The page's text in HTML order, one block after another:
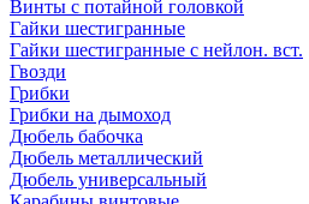
Винты с потайной головкой
Гайки шестигранные
Гайки шестигранные с нейлон. вст.
Гвозди
Грибки
Грибки на дымоход
Дюбель бабочка
Дюбель металлический
Дюбель универсальный